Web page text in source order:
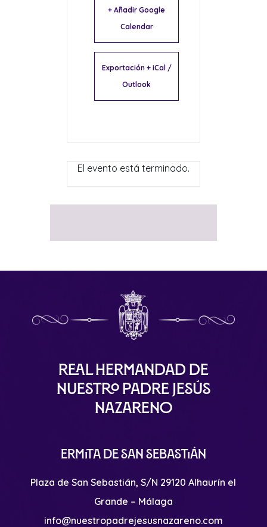
+ Añadir Google
Calendar
Exportación + iCal /
Outlook
El evento está terminado.
Real Hermandad de
Nuestro Padre Jesús
Nazareno
Ermita de San Sebastián
Plaza de San Sebastián, S/N 29120 Alhaurín el
Grande – Málaga
info@nuestropadrejesusnazareno.com